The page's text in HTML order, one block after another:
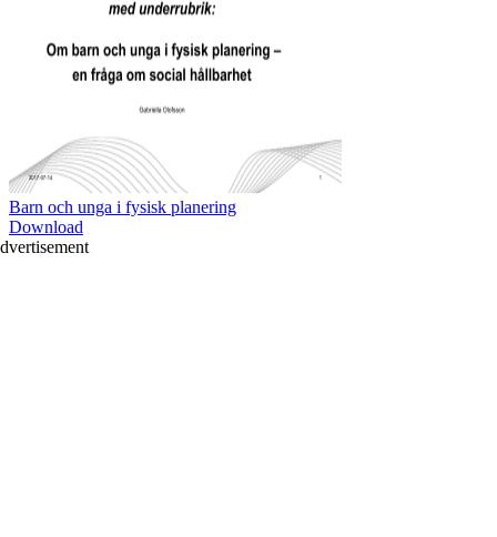
Barn och unga i fysisk planering
Download